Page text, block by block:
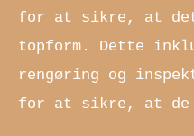
for at sikre, at
topform. Dette
rengøring og
for at sikre, at de